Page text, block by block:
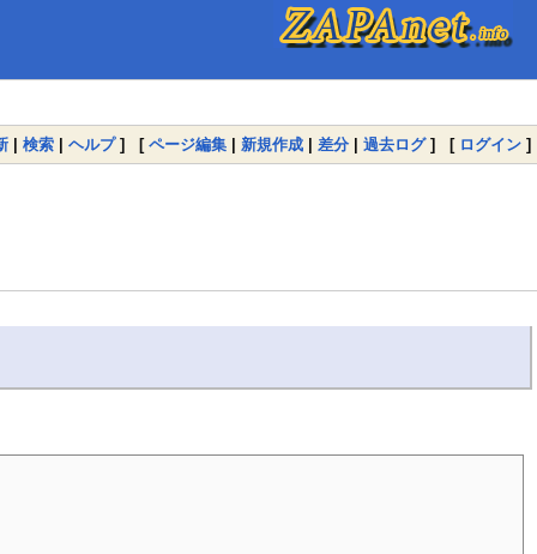
| 検索 | ヘルプ] [ ページ編集 | 新規作成 | 差分 | 過去ログ] [ ログイン ]